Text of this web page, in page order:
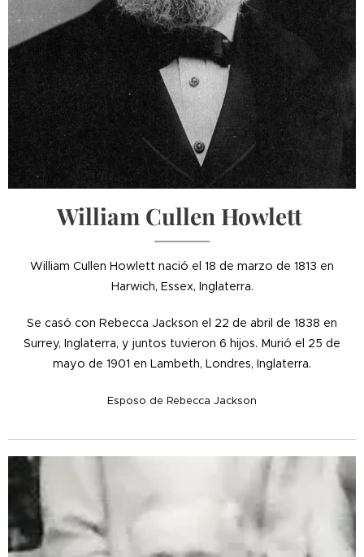
William Cullen Howlett
William Cullen Howlett nació el 18 de marzo de 1813 en
Harwich, Essex, Inglaterra.
Se casó con Rebecca Jackson el 22 de abril de 1838 en
Surrey, Inglaterra, y juntos tuvieron 6 hijos. Murió el 25 de
mayo de 1901 en Lambeth, Londres, Inglaterra.
Esposo de Rebecca Jackson